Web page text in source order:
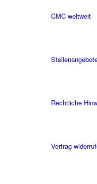
CMC weltweit
Rechtliche
Vertrag